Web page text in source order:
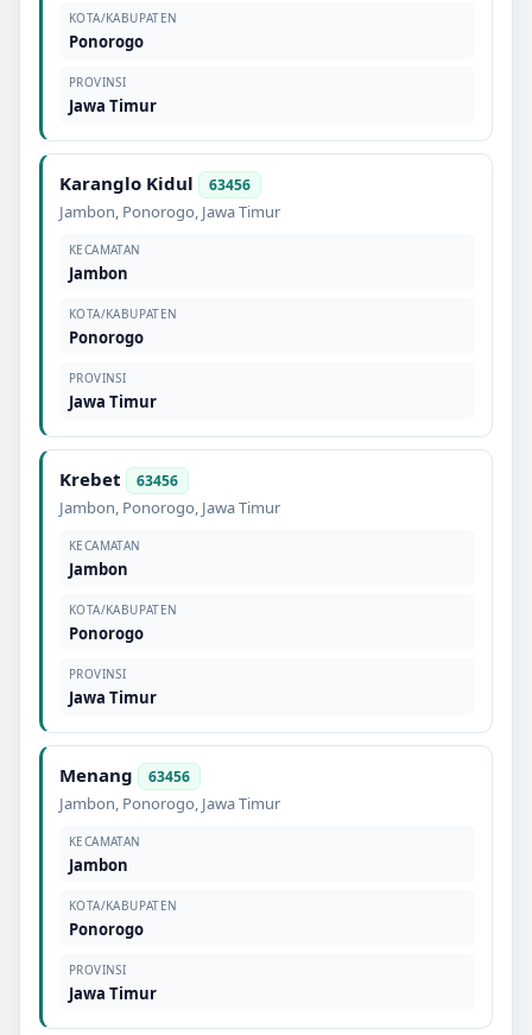
KOTA/KABUPATEN
Ponorogo
PROVINSI
Jawa Timur
Karanglo Kidul 63456
Jambon, Ponorogo, Jawa Timur
KECAMATAN
Jambon
KOTA/KABUPATEN
Ponorogo
PROVINSI
Jawa Timur
Krebet 63456
Jambon, Ponorogo, Jawa Timur
KECAMATAN
Jambon
KOTA/KABUPATEN
Ponorogo
PROVINSI
Jawa Timur
Menang 63456
Jambon, Ponorogo, Jawa Timur
KECAMATAN
Jambon
KOTA/KABUPATEN
Ponorogo
PROVINSI
Jawa Timur